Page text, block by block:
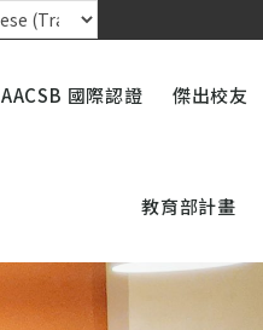
AACSB 國際認證 傑出校友
教育部計畫